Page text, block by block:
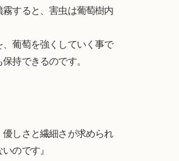
すると、害虫は葡萄樹内
葡萄を強くしていく事で
持できるのです。
優しさと繊細さが求められ
のです』